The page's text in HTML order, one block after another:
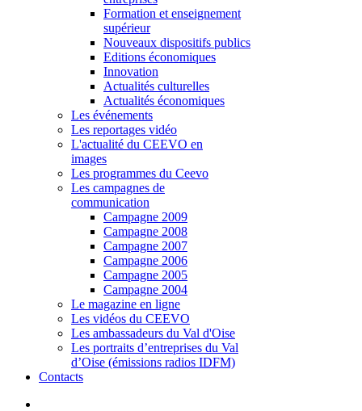
Formation et enseignement
supérieur
Nouveaux dispositifs publics
Editions économiques
Innovation
Actualités culturelles
Actualités économiques
Les événements
Les reportages vidéo
L'actualité du CEEVO en
images
Les programmes du Ceevo
Les campagnes de
communication
Campagne 2009
Campagne 2008
Campagne 2007
Campagne 2006
Campagne 2005
Campagne 2004
Le magazine en ligne
Les vidéos du CEEVO
Les ambassadeurs du Val d'Oise
Les portraits d’entreprises du Val
d’Oise (émissions radios IDFM)
Contacts